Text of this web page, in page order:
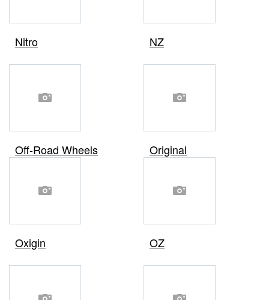
Nitro NZ
Off-Road Wheels Original
Oxigin OZ